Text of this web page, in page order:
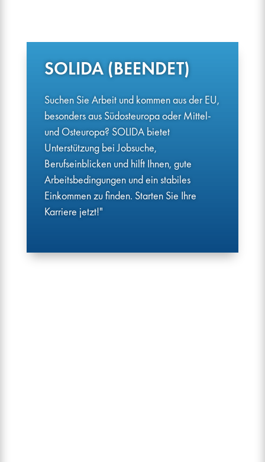
SOLIDA (BEENDET)
Suchen Sie Arbeit und kommen aus der EU,
besonders aus Südosteuropa oder Mittel-
und Osteuropa? SOLIDA bietet
Unterstützung bei Jobsuche,
Berufseinblicken und hilft Ihnen, gute
Arbeitsbedingungen und ein stabiles
Einkommen zu finden. Starten Sie Ihre
Karriere jetzt!"